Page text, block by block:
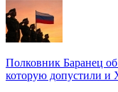
Полковник Баранец
которую допустили